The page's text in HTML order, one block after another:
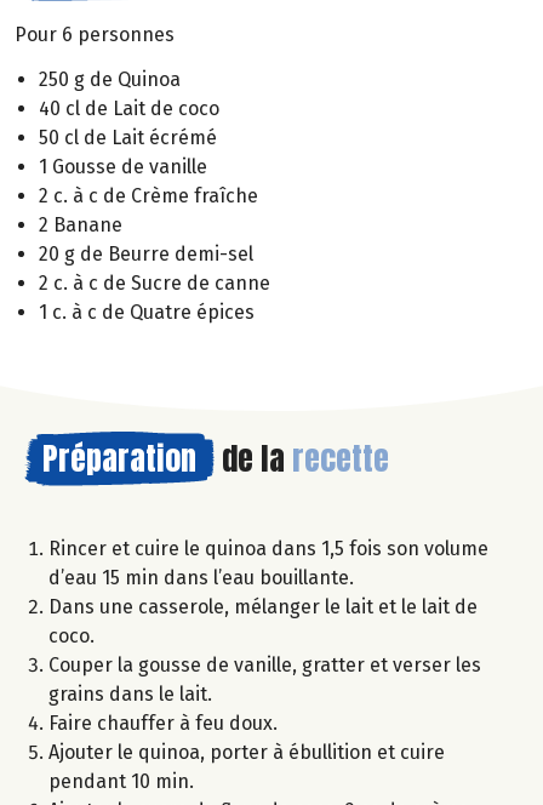
Pour 6 personnes
250 g de Quinoa
40 cl de Lait de coco
50 cl de Lait écrémé
1 Gousse de vanille
2 c. à c de Crème fraîche
2 Banane
20 g de Beurre demi-sel
2 c. à c de Sucre de canne
1 c. à c de Quatre épices
Préparation de la recette
Rincer et cuire le quinoa dans 1,5 fois son volume
d’eau 15 min dans l’eau bouillante.
Dans une casserole, mélanger le lait et le lait de
coco.
Couper la gousse de vanille, gratter et verser les
grains dans le lait.
Faire chauffer à feu doux.
Ajouter le quinoa, porter à ébullition et cuire
pendant 10 min.